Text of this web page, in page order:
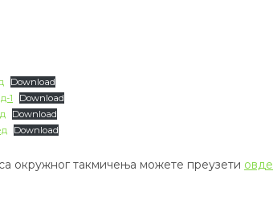
Download
1
Download
Download
Download
окружног такмичења можете преузети овде